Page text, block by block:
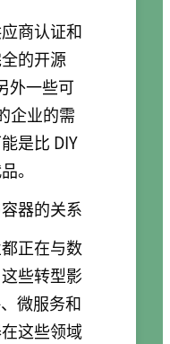
商认证和
的开源
外一些可
企业的需
是比 DIY
。
器的关系
正在与数
些转型影
微服务和
这些领域